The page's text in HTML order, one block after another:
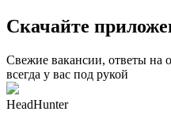
Скачайте
Свежие вакансии, ответы на
всегда у вас под рукой
HeadHunter